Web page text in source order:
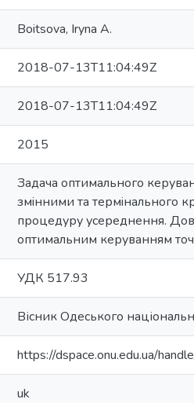
Boitsova, Iryna A.
2018-07-13T11:04:49Z
2018-07-13T11:04:49Z
2015
Задача оптимального
змiнними та термiнального
процедуру усереднення.
оптимальним керуванням
УДК 517.93
Вісник Одеського
https://dspace.onu.edu.ua/
uk